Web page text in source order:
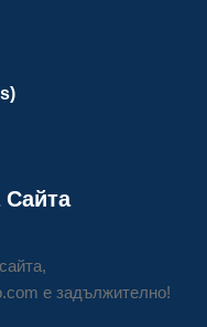
е задължително!